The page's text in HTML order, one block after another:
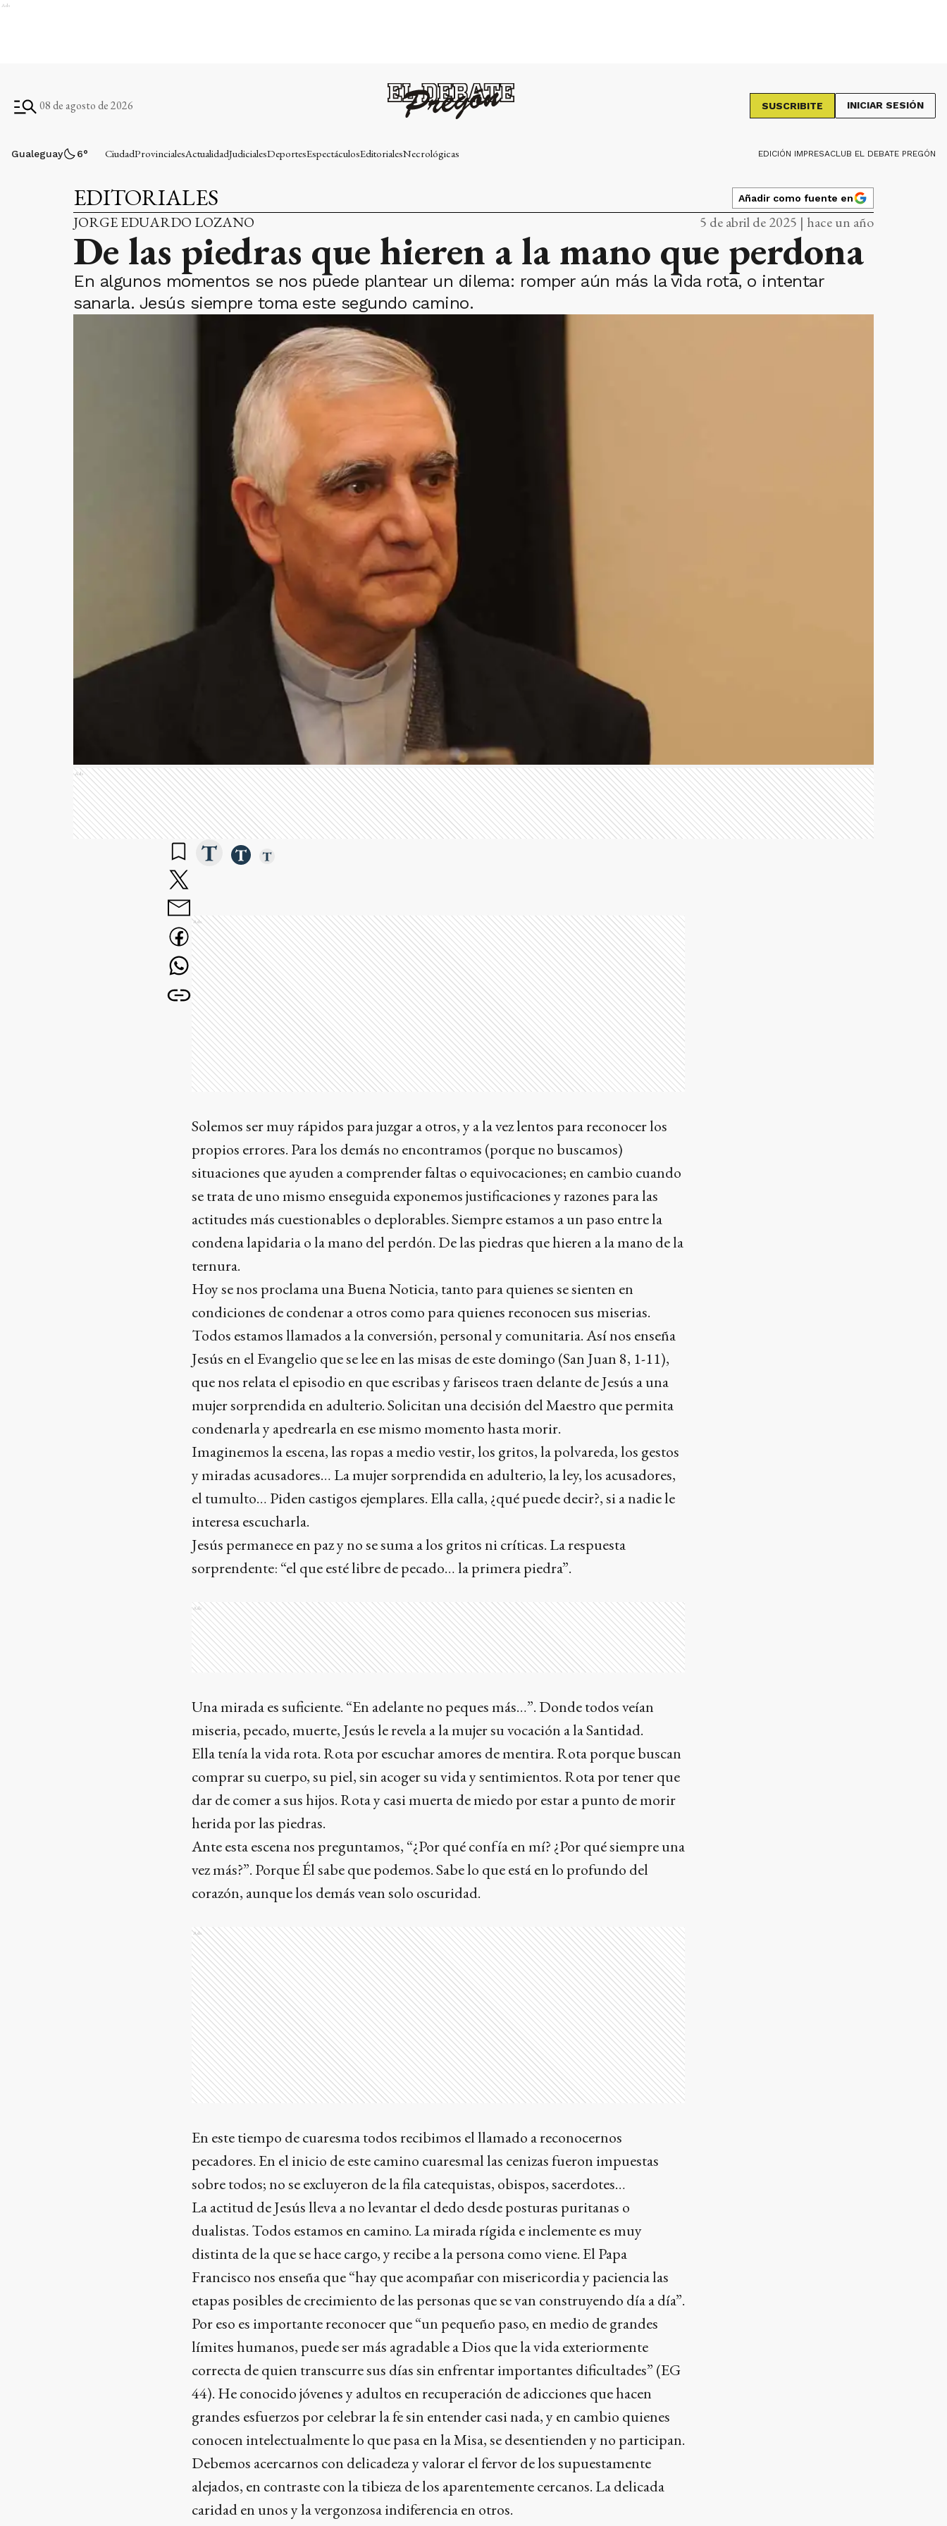
Ads
08 de agosto de 2026 SUSCRIBITE INICIAR SESIÓN
Gualeguay 6° CiudadProvincialesActualidadJudicialesDeportesEspectáculosEditorialesNecrológicas EDICIÓN IMPRESACLUB EL DEBATE PREGÓN
EDITORIALES Añadir como fuente en
JORGE EDUARDO LOZANO 5 de abril de 2025 | hace un año
De las piedras que hieren a la mano que perdona
En algunos momentos se nos puede plantear un dilema: romper aún más la vida rota, o intentar
sanarla. Jesús siempre toma este segundo camino.
Ads
Ads
Solemos ser muy rápidos para juzgar a otros, y a la vez lentos para reconocer los
propios errores. Para los demás no encontramos (porque no buscamos)
situaciones que ayuden a comprender faltas o equivocaciones; en cambio cuando
se trata de uno mismo enseguida exponemos justificaciones y razones para las
actitudes más cuestionables o deplorables. Siempre estamos a un paso entre la
condena lapidaria o la mano del perdón. De las piedras que hieren a la mano de la
ternura.
Hoy se nos proclama una Buena Noticia, tanto para quienes se sienten en
condiciones de condenar a otros como para quienes reconocen sus miserias.
Todos estamos llamados a la conversión, personal y comunitaria. Así nos enseña
Jesús en el Evangelio que se lee en las misas de este domingo (San Juan 8, 1-11),
que nos relata el episodio en que escribas y fariseos traen delante de Jesús a una
mujer sorprendida en adulterio. Solicitan una decisión del Maestro que permita
condenarla y apedrearla en ese mismo momento hasta morir.
Imaginemos la escena, las ropas a medio vestir, los gritos, la polvareda, los gestos
y miradas acusadores… La mujer sorprendida en adulterio, la ley, los acusadores,
el tumulto… Piden castigos ejemplares. Ella calla, ¿qué puede decir?, si a nadie le
interesa escucharla.
Jesús permanece en paz y no se suma a los gritos ni críticas. La respuesta
sorprendente: “el que esté libre de pecado… la primera piedra”.
Ads
Una mirada es suficiente. “En adelante no peques más…”. Donde todos veían
miseria, pecado, muerte, Jesús le revela a la mujer su vocación a la Santidad.
Ella tenía la vida rota. Rota por escuchar amores de mentira. Rota porque buscan
comprar su cuerpo, su piel, sin acoger su vida y sentimientos. Rota por tener que
dar de comer a sus hijos. Rota y casi muerta de miedo por estar a punto de morir
herida por las piedras.
Ante esta escena nos preguntamos, “¿Por qué confía en mí? ¿Por qué siempre una
vez más?”. Porque Él sabe que podemos. Sabe lo que está en lo profundo del
corazón, aunque los demás vean solo oscuridad.
Ads
En este tiempo de cuaresma todos recibimos el llamado a reconocernos
pecadores. En el inicio de este camino cuaresmal las cenizas fueron impuestas
sobre todos; no se excluyeron de la fila catequistas, obispos, sacerdotes…
La actitud de Jesús lleva a no levantar el dedo desde posturas puritanas o
dualistas. Todos estamos en camino. La mirada rígida e inclemente es muy
distinta de la que se hace cargo, y recibe a la persona como viene. El Papa
Francisco nos enseña que “hay que acompañar con misericordia y paciencia las
etapas posibles de crecimiento de las personas que se van construyendo día a día”.
Por eso es importante reconocer que “un pequeño paso, en medio de grandes
límites humanos, puede ser más agradable a Dios que la vida exteriormente
correcta de quien transcurre sus días sin enfrentar importantes dificultades” (EG
44). He conocido jóvenes y adultos en recuperación de adicciones que hacen
grandes esfuerzos por celebrar la fe sin entender casi nada, y en cambio quienes
conocen intelectualmente lo que pasa en la Misa, se desentienden y no participan.
Debemos acercarnos con delicadeza y valorar el fervor de los supuestamente
alejados, en contraste con la tibieza de los aparentemente cercanos. La delicada
caridad en unos y la vergonzosa indiferencia en otros.